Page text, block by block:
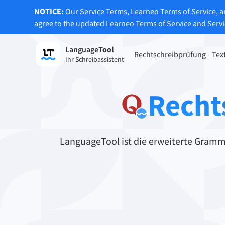
NOTICE: OurService Terms, Learneo Terms of Service,
agree to the updated Learneo Terms of Service and
LanguageTool
Ihr Schreibassistent
Rechtschreibprüfung
Grammatikfehler und hilft Ihnen dabei,
den richtigen Ton zu finden.
Rechtschreibprüfung ausprobieren
Überprüft Ihren Text auf Grammatikfehler
Registrieren
LanguageTool ist die erweiterte